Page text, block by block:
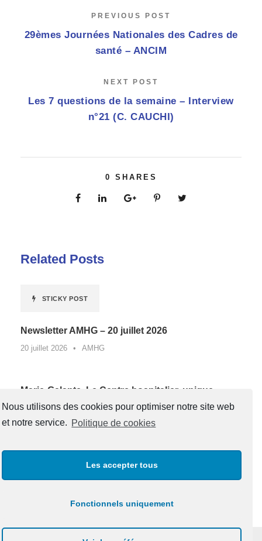
Nous utilisons des cookies pour optimiser notre site web
et notre service. Politique de cookies
Les accepter tous
Fonctionnels uniquement
PREVIOUS POST
29èmes Journées Nationales des Cadres de
santé – ANCIM
NEXT POST
Les 7 questions de la semaine – Interview
n°21 (C. CAUCHI)
0 SHARES
Related Posts
STICKY POST
Newsletter AMHG – 20 juillet 2026
20 juillet 2026 • AMHG
Marie-Galante. Le Centre hospitalier, unique
lauréat de Guadeloupe d’un appel à projets
national contre la sédentarité au travail*
AMHG
« Un père, une boussole pour la vie »